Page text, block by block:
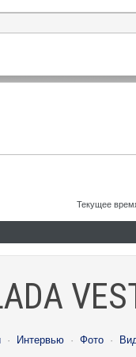
Текущее
· Интервью · Фото ·